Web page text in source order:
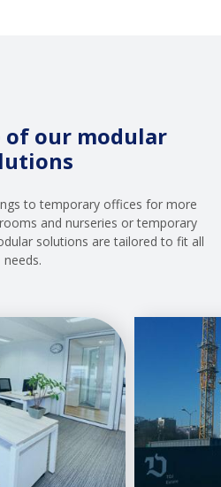
of our modular
to temporary offices for more
and nurseries or temporary
solutions are tailored to fit all
needs.